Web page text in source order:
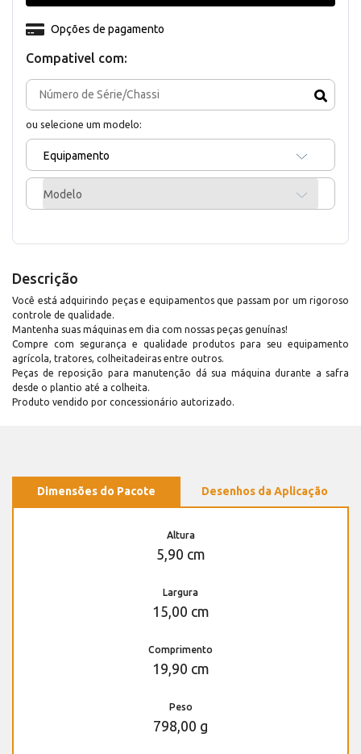
Compativel com:
ou selecione um modelo:
Equipamento
Modelo
Opções de pagamento
Descrição
Você está adquirindo peças e equipamentos que passam por um rigoroso
controle de qualidade.
Mantenha suas máquinas em dia com nossas peças genuínas!
Compre com segurança e qualidade produtos para seu equipamento
agrícola, tratores, colheitadeiras entre outros.
Peças de reposição para manutenção dá sua máquina durante a safra
desde o plantio até a colheita.
Produto vendido por concessionário autorizado.
Dimensões do Pacote Desenhos da Aplicação
Altura
5,90 cm
Largura
15,00 cm
Comprimento
19,90 cm
Peso
798,00 g